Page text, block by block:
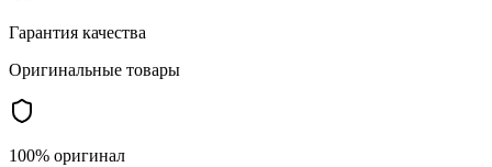
Гарантия качества
Оригинальные товары
100% оригинал